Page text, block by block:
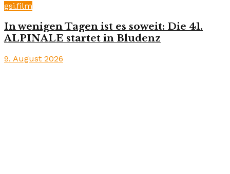
gsi.film
In wenigen Tagen ist es soweit: Die 41.
ALPINALE startet in Bludenz
9. August 2026